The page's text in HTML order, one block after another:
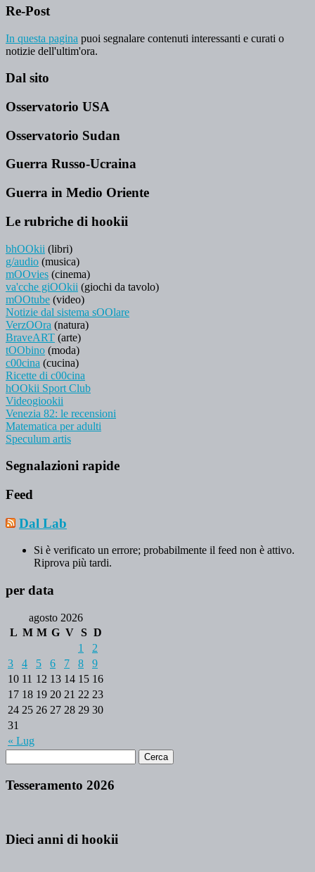
Re-Post
In questa pagina puoi segnalare contenuti interessanti e curati o
notizie dell'ultim'ora.
Dal sito
Osservatorio USA
Osservatorio Sudan
Guerra Russo-Ucraina
Guerra in Medio Oriente
Le rubriche di hookii
bhOOkii (libri)
g/audio (musica)
mOOvies (cinema)
va'cche giOOkii (giochi da tavolo)
mOOtube (video)
Notizie dal sistema sOOlare
VerzOOra (natura)
BraveART (arte)
tOObino (moda)
c00cina (cucina)
Ricette di c00cina
hOOkii Sport Club
Videogiookii
Venezia 82: le recensioni
Matematica per adulti
Speculum artis
Segnalazioni rapide
Feed
Dal Lab
Si è verificato un errore; probabilmente il feed non è attivo.
Riprova più tardi.
per data
agosto 2026
L M M G V S D
« Lug
1
2
3
4 5 6 7 8
9
10 11 12 13 14 15 16
17 18 19 20 21 22 23
24 25 26 27 28 29 30
31
Tesseramento 2026
Dieci anni di hookii